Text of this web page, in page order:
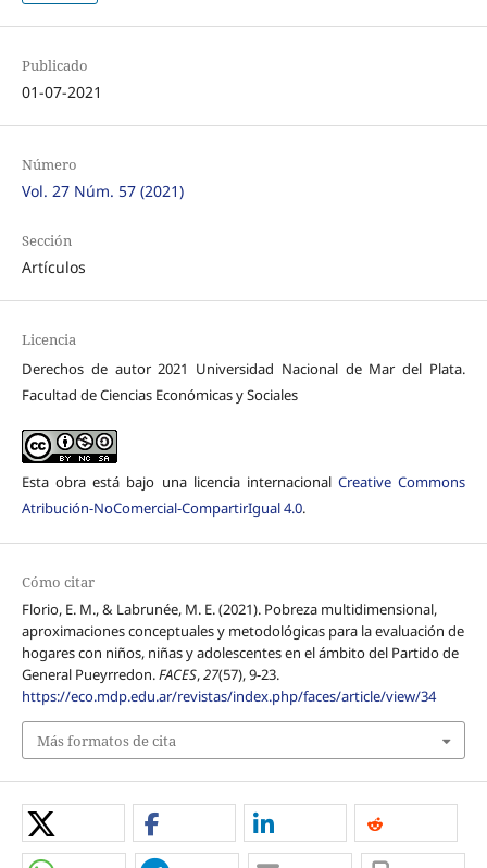
Publicado
01-07-2021
Número
Vol. 27 Núm. 57 (2021)
Sección
Artículos
Licencia
Derechos de autor 2021 Universidad Nacional de Mar del Plata.
Facultad de Ciencias Económicas y Sociales
Esta obra está bajo una licencia internacional Creative Commons
Atribución-NoComercial-CompartirIgual 4.0.
Cómo citar
Florio, E. M., & Labrunée, M. E. (2021). Pobreza multidimensional,
aproximaciones conceptuales y metodológicas para la evaluación de
hogares con niños, niñas y adolescentes en el ámbito del Partido de
General Pueyrredon.FACES,27(57), 9-23.
https://eco.mdp.edu.ar/revistas/index.php/faces/article/view/34
Más formatos de cita